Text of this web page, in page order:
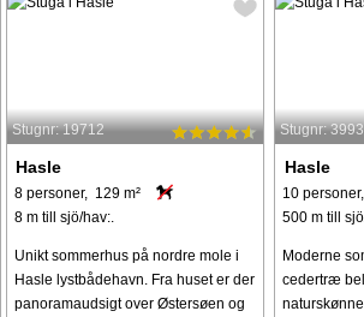
Stugnr: 19712
Hasle
8 personer, 129 m²
8 m till sjö/hav:.
Unikt sommerhus på nordre mole i
Hasle lystbådehavn. Fra huset er der
panoramaudsigt over Østersøen og
Stugnr:
Hasle
10
500 m till
Moderne
cedertræ